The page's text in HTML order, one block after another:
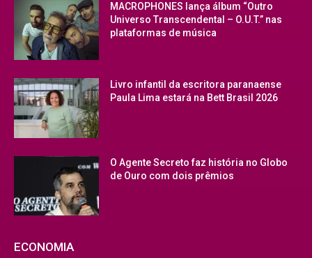
MACROPHONES lança álbum “Outro
Universo Transcendental – O.U.T.” nas
plataformas de música
Livro infantil da escritora paranaense
Paula Lima estará na Bett Brasil 2026
O Agente Secreto faz história no Globo
de Ouro com dois prêmios
ECONOMIA